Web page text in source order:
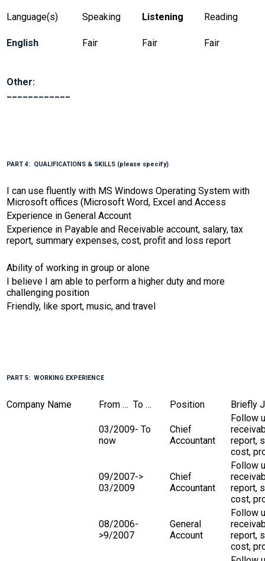
Language(s) Speaking Listening Reading
English Fair Fair Fair
Other:
PART 4: QUALIFICATIONS & SKILLS (please specify)
I can use fluently with MS Windows Operating System with
Microsoft offices (Microsoft Word, Excel and Access
Experience in General Account
Experience in Payable and Receivable account, salary, tax
report, summary expenses, cost, profit and loss report
Ability of working in group or alone
I believe I am able to perform a higher duty and more
challenging position
Friendly, like sport, music, and travel
PART 5: WORKING EXPERIENCE
Company Name From … To … Position Briefly
03/2009- To
now
Chief
Accountant
Follow
report,
cost,
09/2007->
03/2009
Chief
Accountant
Follow
report,
cost,
08/2006-
>9/2007
General
Account
Follow
report,
cost,